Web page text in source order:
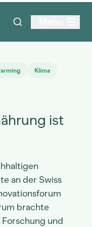
Klima
ist
an der Swiss
brachte
und